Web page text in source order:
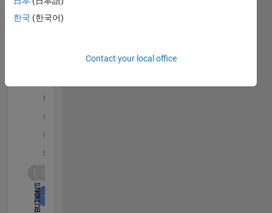
He/him
M…
C…
F…
D…
140
120
100
20
-20
-40
한국 (한국어)
Contact your local office